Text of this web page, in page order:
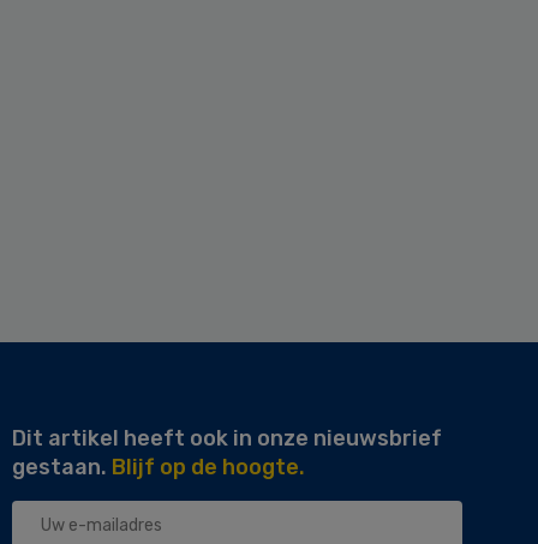
Dit artikel heeft ook in onze nieuwsbrief
gestaan. Blijf op de hoogte.
Uw